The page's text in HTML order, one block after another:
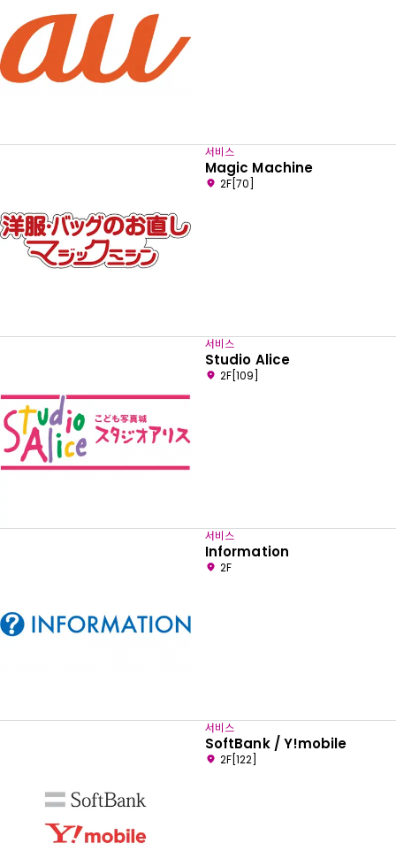
서비스
Magic Machine
2F[70]
서비스
Studio Alice
2F[109]
서비스
Information
2F
서비스
SoftBank / Y!mobile
2F[122]